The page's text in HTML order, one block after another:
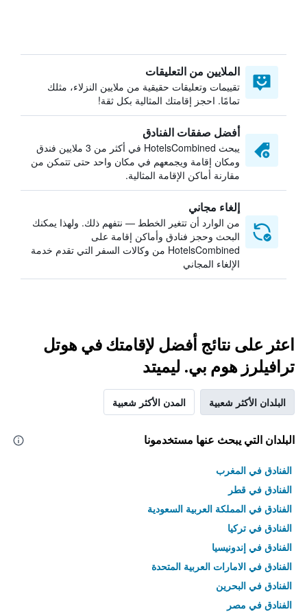
الملايين من التعليقات
تقييمات وتعليقات حقيقية من ملايين النزلاء، مثلك
تمامًا. احجز إقامتك المثالية بكل ثقة!
أفضل صفقات الفنادق
يبحث HotelsCombined في أكثر من 3 ملايين فندق
ومكان إقامة ويجمعهم في مكان واحد حتى تتمكن من
مقارنة أماكن الإقامة المثالية.
إلغاء مجاني
من الوارد أن تتغير الخطط — نتفهم ذلك. ولهذا يمكنك
البحث وحجز فنادق وأماكن إقامة على
HotelsCombined من وكالات السفر التي تقدم خدمة
الإلغاء المجاني
اعثر على نتائج أفضل لإقامتك في هوتل
ترافيلرز هوم بي. ليميتد
البلدان الأكثر شعبية المدن الأكثر شعبية
البلدان التي يبحث عنها مستخدمونا
الفنادق في المغرب
الفنادق في قطر
الفنادق في المملكة العربية السعودية
الفنادق في تركيا
الفنادق في إندونيسيا
الفنادق في الامارات العربية المتحدة
الفنادق في البحرين
الفنادق في مصر